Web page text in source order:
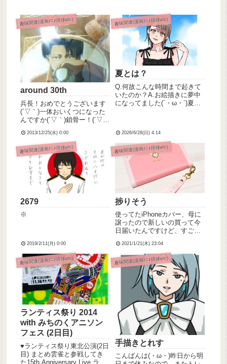
趣味関連(漫画ｱﾆﾒ排球etc)
around 30th
兵長！おめでとうございます
(´▽｀)一体おいくつになった
んですか(´▽｀)鎖骨ー！(´▽
2013/12/25(水) 0:00
趣味関連(漫画ｱﾆﾒ排球etc)
夏とは？
Q.何故こんな時間まで起きて
いたのか？A.お絵描きに夢中
になってました(´・ω・`)夏ら
メイクも可愛く塗れた気がす
るんだけど、化粧というもの
がよく分かってないヤヨイ
さ...
2026/6/28(日) 4:14
趣味関連(漫画ｱﾆﾒ排球etc)
2679
※
2019/2/11(月) 0:00
趣味関連(漫画ｱﾆﾒ排球etc)
捗りそう
使ってたiPhoneカバー、母に
譲ったので新しいの買って今
日届いたんですけど、すごく
ました✨スタンド機能？がつ
いてて横向きに固定できるの
でソシャゲが捗りそうです！
とうらぶイベント、課金しな
いで頑張ろうと思っていた
2021/1/21(木) 23:04
趣味関連(漫画ｱﾆﾒ排球etc)
ランティス祭り 2014
with みちのくアニソン
フェス (2日目)
♥ランティス祭り東北公演(2日
目) まとめ雲雀と参戦してき
た15th Anniversary Live ラン
趣味関連(漫画ｱﾆﾒ排球etc)
手描きとれす
こんばんは(・ω・)昨日から明